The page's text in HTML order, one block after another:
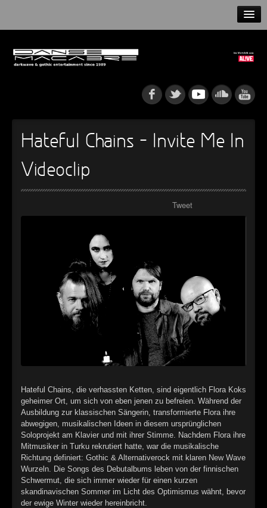
NEWS
► Rattenfänger
Oberer Totpunkt
► Dia De Los Muertos
Oberer Totpunkt
► Alltag macht tot
Oberer Totpunkt
► Die Krieger
Oberer Totpunkt
►
Oberer Totpunkt
Maschinenherz
Oberer Totpunkt
► Langfristig gesehen (sind wir alle tot)
Oberer Totpunkt
► Blutmond
Oberer Totpunkt
► Totentanz
Oberer Totpunkt
► Teufels Lehrerin
Oberer Totpunkt
► Zeit verfliegt
Oberer Totpunkt
Hateful Chains – Invite Me In
Videoclip
Tweet
Hateful Chains, die verhassten Ketten, sind eigentlich Flora Koks
geheimer Ort, um sich von eben jenen zu befreien. Während der
Ausbildung zur klassischen Sängerin, transformierte Flora ihre
abwegigen, musikalischen Ideen in diesem ursprünglichen
Soloprojekt am Klavier und mit ihrer Stimme. Nachdem Flora ihre
Mitmusiker in Turku rekrutiert hatte, war die musikalische
Richtung definiert: Gothic & Alternativerock mit klaren New Wave
Wurzeln. Die Songs des Debutalbums leben von der finnischen
Schwermut, die sich immer wieder für einen kurzen
skandinavischen Sommer im Licht des Optimismus wähnt, bevor
der ewige Winter wieder hereinbricht.